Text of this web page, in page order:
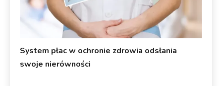
System płac w ochronie zdrowia odsłania
swoje nierówności